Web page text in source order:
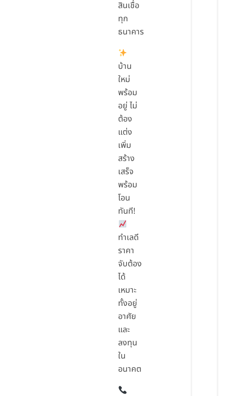
สินเชื่อ
ทุก
ธนาคาร
บ้าน
ใหม่
พร้อม
อยู่ ไม่
ต้อง
แต่ง
เพิ่ม
สร้าง
เสร็จ
พร้อม
โอน
ทันที!
ทำเลดี
ราคา
จับต้อง
ได้
เหมาะ
ทั้งอยู่
อาศัย
และ
ลงทุน
ใน
อนาคต